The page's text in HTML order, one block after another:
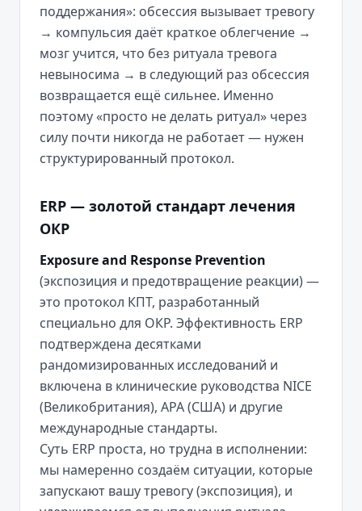
поддержания»: обсессия вызывает тревогу
→ компульсия даёт краткое облегчение →
мозг учится, что без ритуала тревога
невыносима → в следующий раз обсессия
возвращается ещё сильнее. Именно
поэтому «просто не делать ритуал» через
силу почти никогда не работает — нужен
структурированный протокол.
ERP — золотой стандарт лечения
ОКР
Exposure and Response Prevention
(экспозиция и предотвращение реакции) —
это протокол КПТ, разработанный
специально для ОКР. Эффективность ERP
подтверждена десятками
рандомизированных исследований и
включена в клинические руководства NICE
(Великобритания), APA (США) и другие
международные стандарты.
Суть ERP проста, но трудна в исполнении:
мы намеренно создаём ситуации, которые
запускают вашу тревогу (экспозиция), и